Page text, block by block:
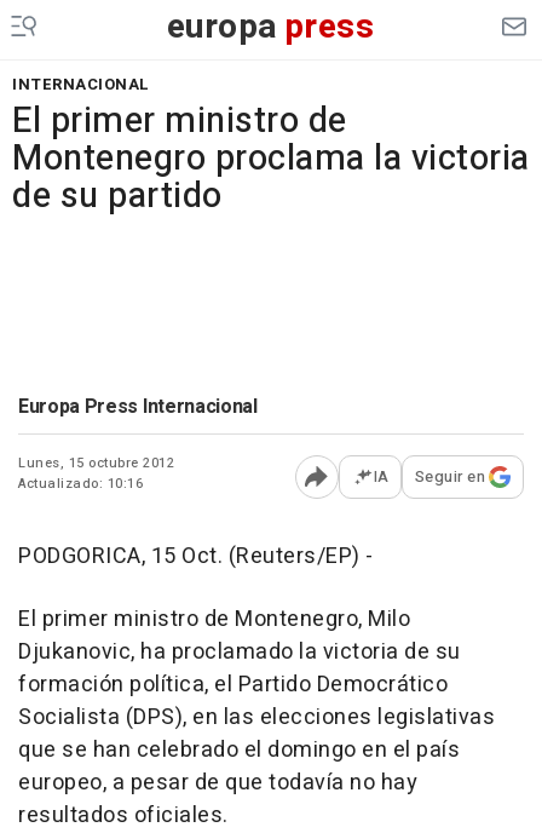
europa press
INTERNACIONAL
El primer ministro de
Montenegro proclama la victoria
de su partido
Europa Press Internacional
Lunes, 15 octubre 2012
Actualizado: 10:16
Abrir opciones para
IA Seguir en
PODGORICA, 15 Oct. (Reuters/EP) -
El primer ministro de Montenegro, Milo
Djukanovic, ha proclamado la victoria de su
formación política, el Partido Democrático
Socialista (DPS), en las elecciones legislativas
que se han celebrado el domingo en el país
europeo, a pesar de que todavía no hay
resultados oficiales.